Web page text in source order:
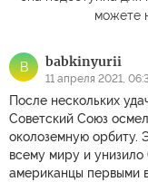
можете
B babkinyurii
11 апреля 2021,
После нескольких
Советский Союз
околоземную орбиту.
всему миру и унизило
американцы первыми